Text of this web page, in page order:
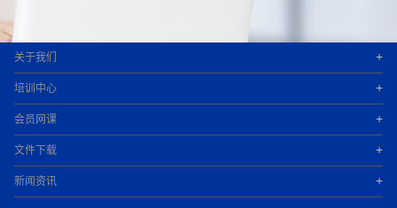
关于我们 +
培训中心 +
会员网课 +
文件下载 +
新闻资讯 +